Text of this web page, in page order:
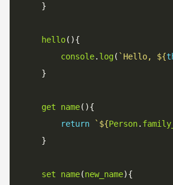
    }
hello(){
console. log( ` Hello, ${
    }
get name(){
return
` ${Person.
    }
set name(new_name){